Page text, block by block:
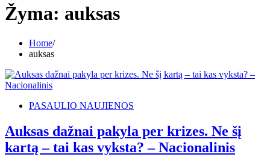
Žyma: auksas
Home
auksas
PASAULIO NAUJIENOS
Auksas dažnai pakyla per krizes. Ne šį
kartą – tai kas vyksta? – Nacionalinis